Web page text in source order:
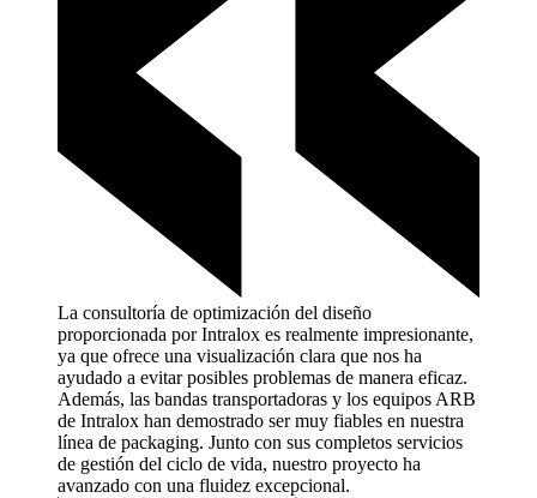
La consultoría de optimización del diseño
proporcionada por Intralox es realmente impresionante,
ya que ofrece una visualización clara que nos ha
ayudado a evitar posibles problemas de manera eficaz.
Además, las bandas transportadoras y los equipos ARB
de Intralox han demostrado ser muy fiables en nuestra
línea de packaging. Junto con sus completos servicios
de gestión del ciclo de vida, nuestro proyecto ha
avanzado con una fluidez excepcional.